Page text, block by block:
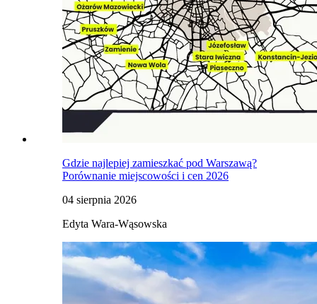
Gdzie najlepiej zamieszkać pod Warszawą?
Porównanie miejscowości i cen 2026
04 sierpnia 2026
Edyta Wara-Wąsowska